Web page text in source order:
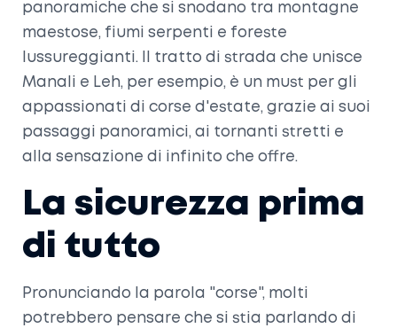
panoramiche che si snodano tra montagne
maestose, fiumi serpenti e foreste
lussureggianti. Il tratto di strada che unisce
Manali e Leh, per esempio, è un must per gli
appassionati di corse d'estate, grazie ai suoi
passaggi panoramici, ai tornanti stretti e
alla sensazione di infinito che offre.
La sicurezza prima
di tutto
Pronunciando la parola "corse", molti
potrebbero pensare che si stia parlando di